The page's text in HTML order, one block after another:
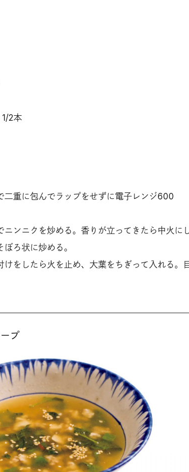
2本
二重に包んでラップをせずに電子レンジ600
ニンニクを炒める。香りが立ってきたら中火に
ろ状に炒める。
をしたら火を止め、大葉をちぎって入れる。
プ